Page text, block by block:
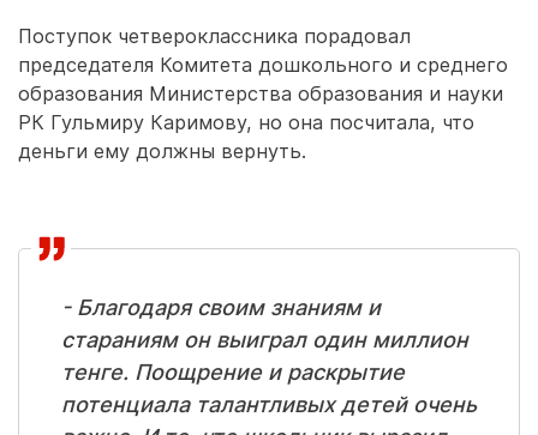
Поступок четвероклассника порадовал
председателя Комитета дошкольного и среднего
образования Министерства образования и науки
РК Гульмиру Каримову, но она посчитала, что
деньги ему должны вернуть.
- Благодаря своим знаниям и
стараниям он выиграл один миллион
тенге. Поощрение и раскрытие
потенциала талантливых детей очень